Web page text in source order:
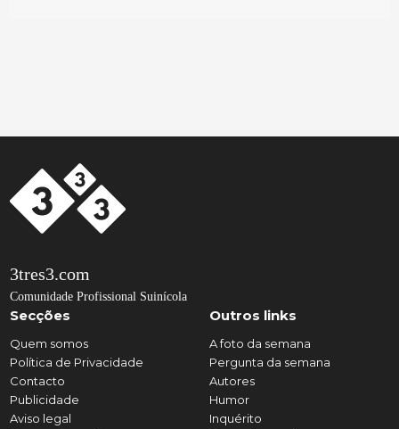
3tres3.com
Comunidade Profissional Suinícola
Secções
Quem somos
Política de Privacidade
Contacto
Publicidade
Aviso legal
Outros links
A foto da semana
Pergunta da semana
Autores
Humor
Inquérito